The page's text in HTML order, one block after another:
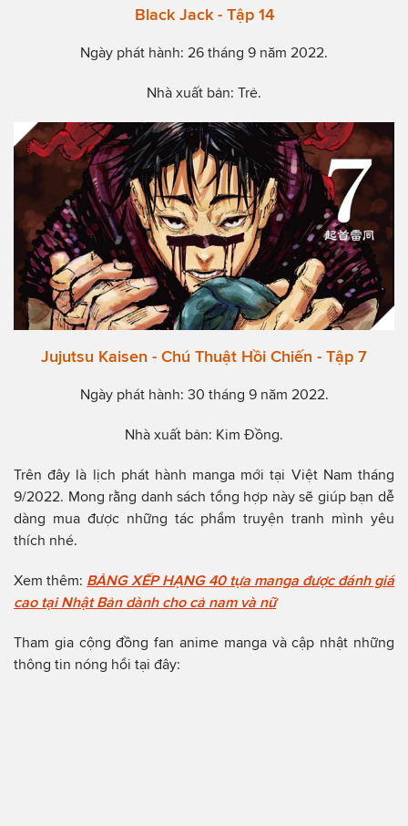
Black Jack - Tập 14
Ngày phát hành: 26 tháng 9 năm 2022.
Nhà xuất bản: Trẻ.
Jujutsu Kaisen - Chú Thuật Hồi Chiến - Tập 7
Ngày phát hành: 30 tháng 9 năm 2022.
Nhà xuất bản: Kim Đồng.
Trên đây là lịch phát hành manga mới tại Việt Nam tháng
9/2022. Mong rằng danh sách tổng hợp này sẽ giúp bạn dễ
dàng mua được những tác phẩm truyện tranh mình yêu
thích nhé.
Xem thêm: BẢNG XẾP HẠNG 40 tựa manga được đánh giá
cao tại Nhật Bản dành cho cả nam và nữ
Tham gia cộng đồng fan anime manga và cập nhật những
thông tin nóng hổi tại đây: